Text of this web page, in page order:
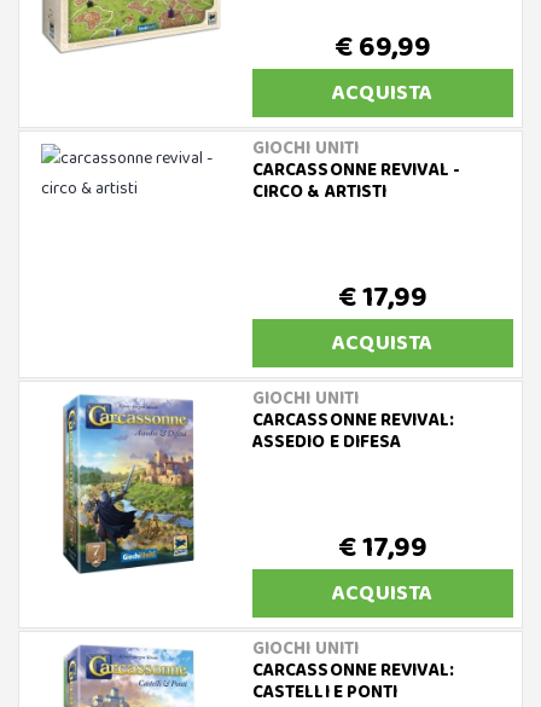
€ 69,99
ACQUISTA
GIOCHI UNITI
CARCASSONNE REVIVAL -
CIRCO & ARTISTI
€ 17,99
ACQUISTA
GIOCHI UNITI
CARCASSONNE REVIVAL:
ASSEDIO E DIFESA
€ 17,99
ACQUISTA
GIOCHI UNITI
CARCASSONNE REVIVAL:
CASTELLI E PONTI